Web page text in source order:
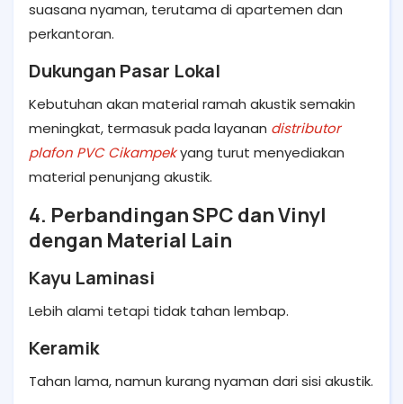
suasana nyaman, terutama di apartemen dan
perkantoran.
Dukungan Pasar Lokal
Kebutuhan akan material ramah akustik semakin
meningkat, termasuk pada layanan distributor
plafon PVC Cikampekyang turut menyediakan
material penunjang akustik.
4. Perbandingan SPC dan Vinyl
dengan Material Lain
Kayu Laminasi
Lebih alami tetapi tidak tahan lembap.
Keramik
Tahan lama, namun kurang nyaman dari sisi akustik.